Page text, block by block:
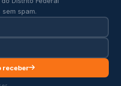
spam.
receber